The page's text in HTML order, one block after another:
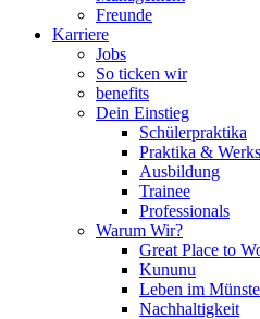
Freunde
Karriere
Jobs
So ticken wir
benefits
Dein Einstieg
Schülerpraktika
Praktika &
Ausbildung
Trainee
Professionals
Warum Wir?
Great Place to
Kununu
Leben im
Nachhaltigkeit